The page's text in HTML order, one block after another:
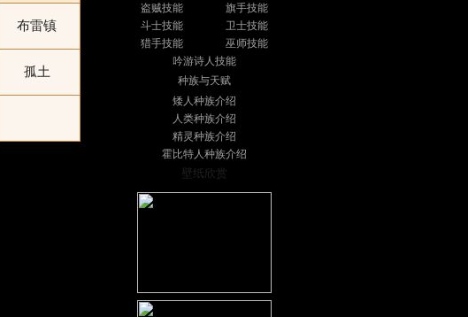
布雷镇
孤土
盗贼技能
旗手技能
斗士技能
卫士技能
猎手技能
巫师技能
吟游诗人技能
种族与天赋
矮人种族介绍
人类种族介绍
精灵种族介绍
霍比特人种族介绍
壁纸欣赏